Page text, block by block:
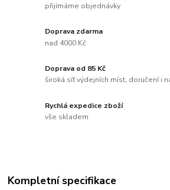
přijímáme objednávky
Doprava zdarma
nad 4000 Kč
Doprava od 85 Kč
široká síť výdejních míst, doručení i
Rychlá expedice zboží
vše skladem
Kompletní specifikace